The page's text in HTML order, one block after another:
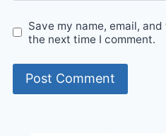
Save my name, email,
the next time I comment.